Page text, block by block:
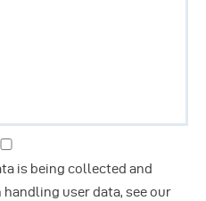
is being collected and
user data, see our